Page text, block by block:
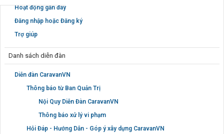
Hoạt động gần đây
Đăng nhập hoặc Đăng ký
Trợ giúp
Danh sách diễn đàn
Diễn đàn CaravanVN
Thông báo từ Ban Quản Trị
Nội Quy Diễn Đàn CaravanVN
Thông báo xử lý vi phạm
Hỏi Đáp - Hướng Dẫn - Góp ý xây dựng CaravanVN